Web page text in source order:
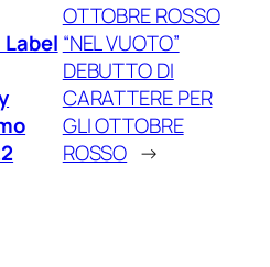
OTTOBRE ROSSO
“NEL VUOTO”
DEBUTTO DI
CARATTERE PER
GLI OTTOBRE
ROSSO →